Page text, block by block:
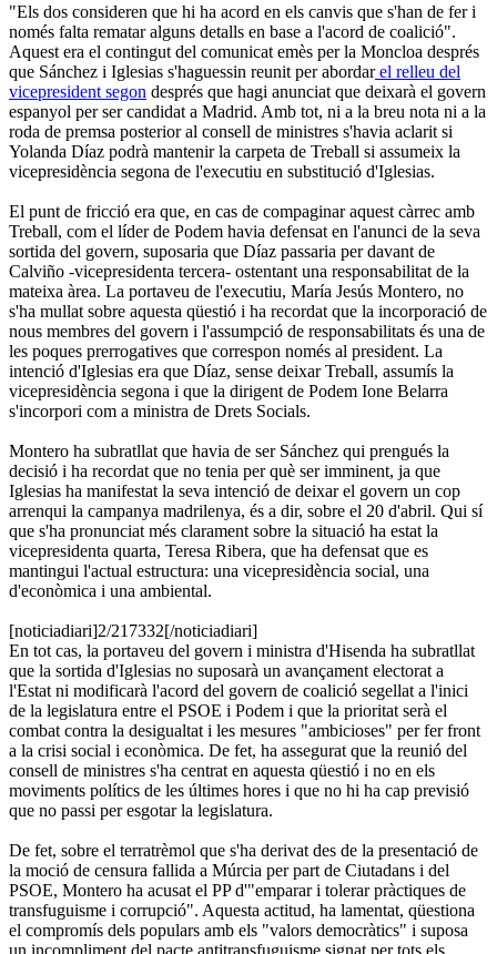
"Els dos consideren que hi ha acord en els canvis que s'han de fer i
només falta rematar alguns detalls en base a l'acord de coalició".
Aquest era el contingut del comunicat emès per la Moncloa després
que Sánchez i Iglesias s'haguessin reunit per abordarel relleu del
vicepresident segon després que hagi anunciat que deixarà el govern
espanyol per ser candidat a Madrid. Amb tot, ni a la breu nota ni a la
roda de premsa posterior al consell de ministres s'havia aclarit si
Yolanda Díaz podrà mantenir la carpeta de Treball si assumeix la
vicepresidència segona de l'executiu en substitució d'Iglesias.
El punt de fricció era que, en cas de compaginar aquest càrrec amb
Treball, com el líder de Podem havia defensat en l'anunci de la seva
sortida del govern, suposaria que Díaz passaria per davant de
Calviño -vicepresidenta tercera- ostentant una responsabilitat de la
mateixa àrea. La portaveu de l'executiu, María Jesús Montero, no
s'ha mullat sobre aquesta qüestió i ha recordat que la incorporació de
nous membres del govern i l'assumpció de responsabilitats és una de
les poques prerrogatives que correspon només al president. La
intenció d'Iglesias era que Díaz, sense deixar Treball, assumís la
vicepresidència segona i que la dirigent de Podem Ione Belarra
s'incorpori com a ministra de Drets Socials.
Montero ha subratllat que havia de ser Sánchez qui prengués la
decisió i ha recordat que no tenia per què ser imminent, ja que
Iglesias ha manifestat la seva intenció de deixar el govern un cop
arrenqui la campanya madrilenya, és a dir, sobre el 20 d'abril. Qui sí
que s'ha pronunciat més clarament sobre la situació ha estat la
vicepresidenta quarta, Teresa Ribera, que ha defensat que es
mantingui l'actual estructura: una vicepresidència social, una
d'econòmica i una ambiental.
[noticiadiari]2/217332[/noticiadiari]
En tot cas, la portaveu del govern i ministra d'Hisenda ha subratllat
que la sortida d'Iglesias no suposarà un avançament electorat a
l'Estat ni modificarà l'acord del govern de coalició segellat a l'inici
de la legislatura entre el PSOE i Podem i que la prioritat serà el
combat contra la desigualtat i les mesures "ambicioses" per fer front
a la crisi social i econòmica. De fet, ha assegurat que la reunió del
consell de ministres s'ha centrat en aquesta qüestió i no en els
moviments polítics de les últimes hores i que no hi ha cap previsió
que no passi per esgotar la legislatura.
De fet, sobre el terratrèmol que s'ha derivat des de la presentació de
la moció de censura fallida a Múrcia per part de Ciutadans i del
PSOE, Montero ha acusat el PP d'"emparar i tolerar pràctiques de
transfuguisme i corrupció". Aquesta actitud, ha lamentat, qüestiona
el compromís dels populars amb els "valors democràtics" i suposa
un incompliment del pacte antitransfuguisme signat per tots els